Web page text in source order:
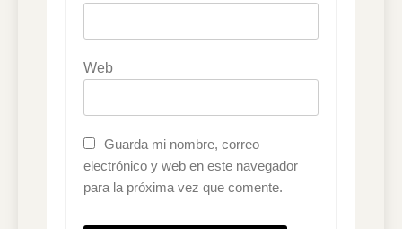
Web
Guarda mi nombre, correo
electrónico y web en este navegador
para la próxima vez que comente.